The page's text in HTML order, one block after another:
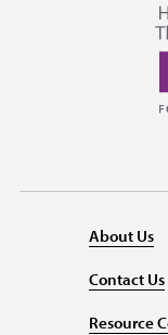
About Us
Contact Us
Resource